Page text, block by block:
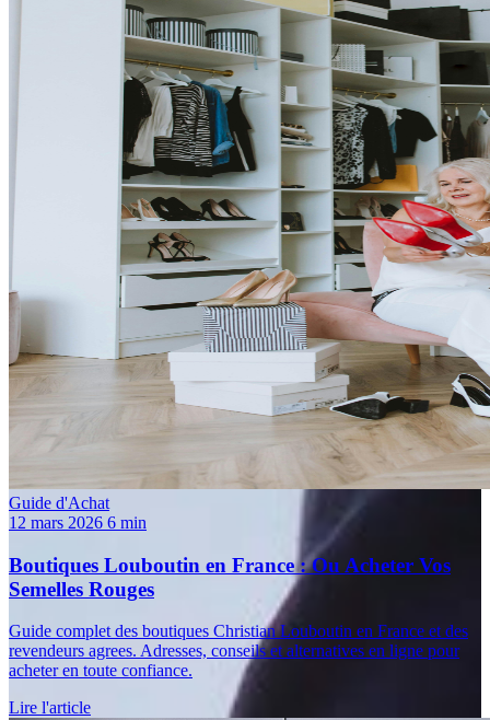
Guide d'Achat
12 mars 2026 6 min
Boutiques Louboutin en France : Ou Acheter Vos
Semelles Rouges
Guide complet des boutiques Christian Louboutin en France et des
revendeurs agrees. Adresses, conseils et alternatives en ligne pour
acheter en toute confiance.
Lire l'article